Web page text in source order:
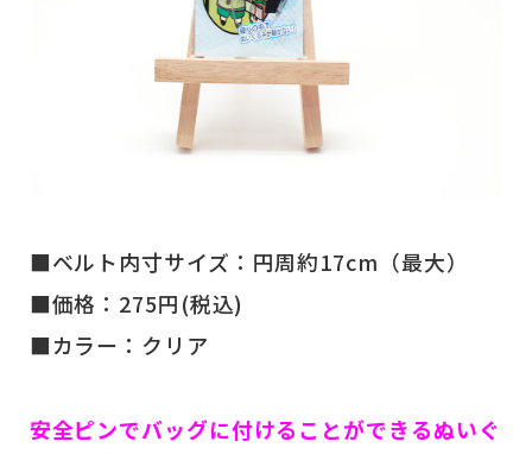
■ベルト内寸サイズ：円周約17cm（最大）
■価格：275円(税込)
■カラー：クリア
安全ピンでバッグに付けることができるぬいぐ